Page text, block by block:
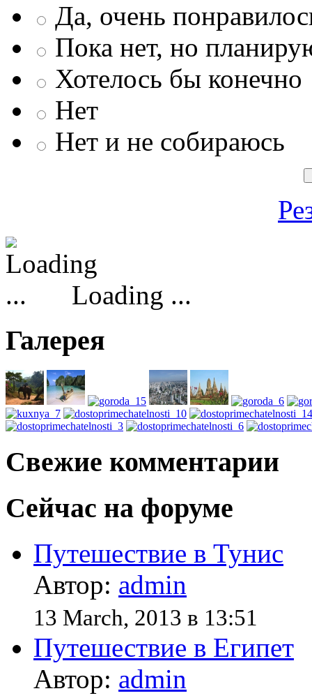
Да, очень
Пока нет, но
Хотелось бы конечно
Нет
Нет и не собираюсь
Loading ...
Галерея
Свежие комментарии
Сейчас на форуме
Путешествие в Тунис
Автор: admin
13 March, 2013 в 13:51
Путешествие в Египет
Автор: admin